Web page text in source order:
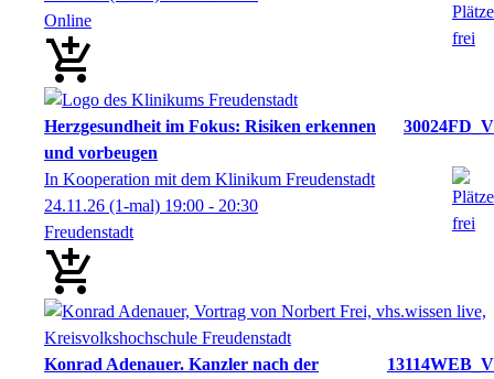
Online
Herzgesundheit im Fokus: Risiken erkennen
und vorbeugen
30024FD_V
In Kooperation mit dem Klinikum Freudenstadt
24.11.26 (1-mal) 19:00 - 20:30
Freudenstadt
Konrad Adenauer. Kanzler nach der
13114WEB_V